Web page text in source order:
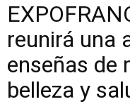
reunirá una
enseñas de
belleza y